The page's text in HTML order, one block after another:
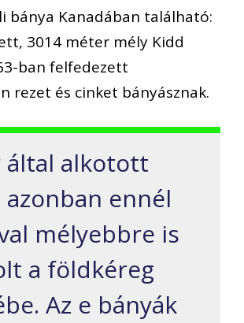
bánya Kanadában található:
3014 méter mély Kidd
ban felfedezett
rezet és cinket bányásznak.
által alkotott
azonban ennél
mélyebbre is
a földkéreg
Az e bányák